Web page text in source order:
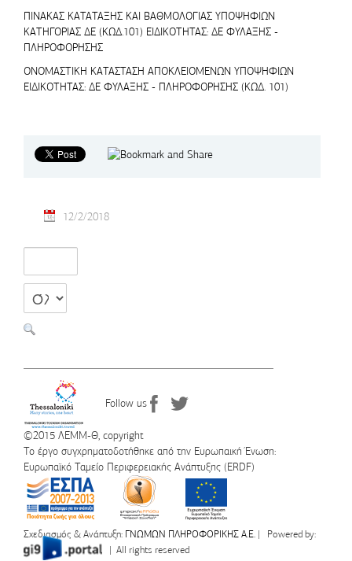
ΠΙΝΑΚΑΣ ΚΑΤΑΤΑΞΗΣ ΚΑΙ ΒΑΘΜΟΛΟΓΙΑΣ ΥΠΟΨΗΦΙΩΝ
ΚΑΤΗΓΟΡΙΑΣ ΔΕ (ΚΩΔ.101) ΕΙΔΙΚΟΤΗΤΑΣ: ΔΕ ΦΥΛΑΞΗΣ -
ΠΛΗΡΟΦΟΡΗΣΗΣ
ΟΝΟΜΑΣΤΙΚΗ ΚΑΤΑΣΤΑΣΗ ΑΠΟΚΛΕΙΟΜΕΝΩΝ ΥΠΟΨΗΦΙΩΝ
ΕΙΔΙΚΟΤΗΤΑΣ: ΔΕ ΦΥΛΑΞΗΣ - ΠΛΗΡΟΦΟΡΗΣΗΣ (ΚΩΔ. 101)
12/2/2018
Follow us
©2015 ΛΕΜΜ-Θ, copyright
Το έργο συγχρηματοδοτήθηκε από την Ευρωπαική Ένωση:
Ευρωπαϊκό Ταμείο Περιφερειακής Ανάπτυξης (ERDF)
Σχεδιασμός & Ανάπτυξη: ΓΝΩΜΩΝ ΠΛΗΡΟΦΟΡΙΚΗΣ Α.Ε. | Powered by:
| All rights reserved